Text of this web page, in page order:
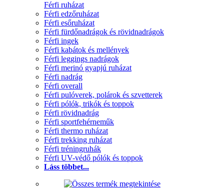
Férfi ruházat
Férfi edzőruházat
Férfi esőruházat
Férfi fürdőnadrágok és rövidnadrágok
Férfi ingek
Férfi kabátok és mellények
Férfi leggings nadrágok
Férfi merinó gyapjú ruházat
Férfi nadrág
Férfi overall
Férfi pulóverek, polárok és szvetterek
Férfi pólók, trikók és toppok
Férfi rövidnadrág
Férfi sportfehérneműk
Férfi thermo ruházat
Férfi trekking ruházat
Férfi tréningruhák
Férfi UV-védő pólók és toppok
Láss többet...